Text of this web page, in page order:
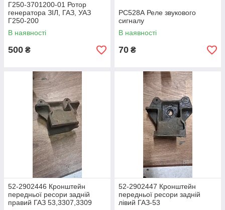
Г250-3701200-01 Ротор
генератора ЗІЛ, ГАЗ, УАЗ
Г250-200
В наявності
500 ₴
РС528А Реле звукового
сигналу
В наявності
70 ₴
52-2902446 Кронштейн
передньої ресори задній
правий ГАЗ 53,3307,3309
52-2902447 Кронштейн
передньої ресори задній
лівий ГАЗ-53